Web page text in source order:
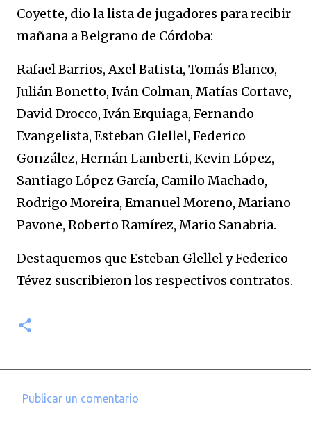
Coyette, dio la lista de jugadores para recibir
mañana a Belgrano de Córdoba:
Rafael Barrios, Axel Batista, Tomás Blanco,
Julián Bonetto, Iván Colman, Matías Cortave,
David Drocco, Iván Erquiaga, Fernando
Evangelista, Esteban Glellel, Federico
González, Hernán Lamberti, Kevin López,
Santiago López García, Camilo Machado,
Rodrigo Moreira, Emanuel Moreno, Mariano
Pavone, Roberto Ramírez, Mario Sanabria.
Destaquemos que Esteban Glellel y Federico
Tévez suscribieron los respectivos contratos.
Publicar un comentario